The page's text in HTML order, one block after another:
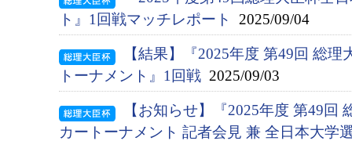
ト』1回戦マッチレポート
2025/09/04
【結果】『2025年度 第49回 総
トーナメント』1回戦 2025/09/03
【お知らせ】『2025年度 第49回
カートーナメント 記者会見 兼 全日本大学